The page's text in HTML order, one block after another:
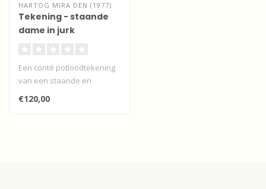
HARTOG MIRA DEN (1977)
Tekening - staande
dame in jurk
Een conté potloodtekening
van een staande en
neerkijkende dame die
haar jurk la..
€120,00